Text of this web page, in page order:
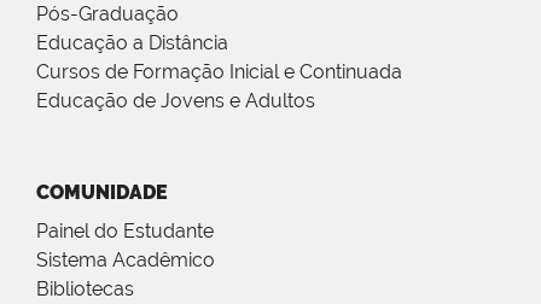
Pós-Graduação
Educação a Distância
Cursos de Formação Inicial e Continuada
Educação de Jovens e Adultos
COMUNIDADE
Painel do Estudante
Sistema Acadêmico
Bibliotecas